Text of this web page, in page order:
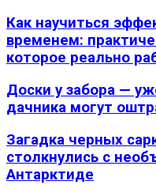
Как научиться
временем:
которое реально
Доски у забора —
дачника могут
Загадка черных
столкнулись с
Антарктиде